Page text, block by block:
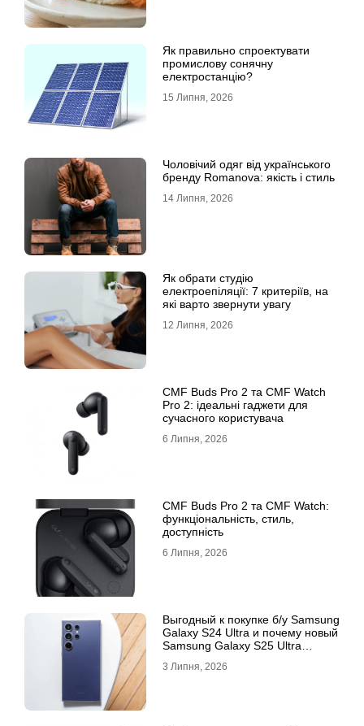
Як правильно спроектувати
промислову сонячну
електростанцію?
15 Липня, 2026
Чоловічий одяг від українського
бренду Romanova: якість і стиль
14 Липня, 2026
Як обрати студію
електроепіляції: 7 критеріїв, на
які варто звернути увагу
12 Липня, 2026
CMF Buds Pro 2 та CMF Watch
Pro 2: ідеальні гаджети для
сучасного користувача
6 Липня, 2026
CMF Buds Pro 2 та CMF Watch:
функціональність, стиль,
доступність
6 Липня, 2026
Выгодный к покупке б/у Samsung
Galaxy S24 Ultra и почему новый
Samsung Galaxy S25 Ultra
3 Липня, 2026